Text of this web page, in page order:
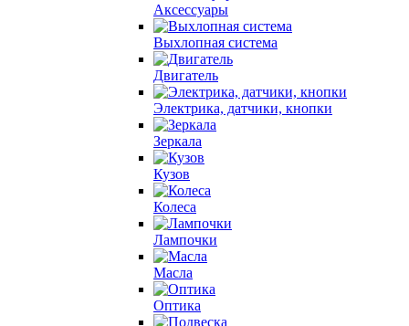
Аксессуары
Выхлопная система
Двигатель
Электрика, датчики, кнопки
Зеркала
Кузов
Колеса
Лампочки
Масла
Оптика